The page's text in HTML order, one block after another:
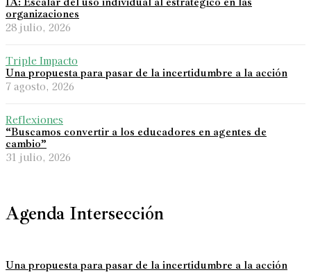
organizaciones
28 julio, 2026
Triple Impacto
Una propuesta para pasar de la incertidumbre a la acción
7 agosto, 2026
Reflexiones
“Buscamos convertir a los educadores en agentes de
cambio”
31 julio, 2026
Agenda Intersección
Una propuesta para pasar de la incertidumbre a la acción